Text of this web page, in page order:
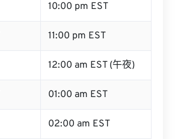
10:00 pm EST
11:00 pm EST
12:00 am EST (午夜)
01:00 am EST
02:00 am EST